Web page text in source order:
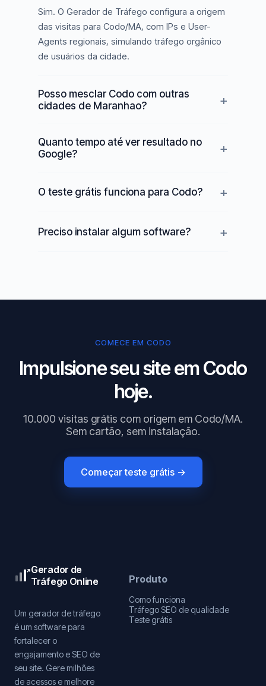
Sim. O Gerador de Tráfego configura a origem
das visitas para Codo/MA, com IPs e User-
Agents regionais, simulando tráfego orgânico
de usuários da cidade.
Posso mesclar Codo com outras
cidades de Maranhao?
Quanto tempo até ver resultado no
Google?
O teste grátis funciona para Codo?
Preciso instalar algum software?
COMECE EM CODO
Impulsione seu site em Codo
hoje.
10.000 visitas grátis com origem em Codo/MA.
Sem cartão, sem instalação.
Começar teste grátis →
Gerador de
Tráfego Online
Um gerador de tráfego
é um software para
fortalecer o
engajamento e SEO de
seu site. Gere milhões
de acessos e melhore
Produto
Como funciona
Tráfego SEO de qualidade
Teste grátis